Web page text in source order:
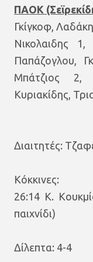
ΠΑΟΚ
Γκίγκοφ,
Νικολαιδης
Παπάζογλου,
Μπάτζιος 2,
Κυριακίδης,
Διαιτητές:
Κόκκινες:
26:14 Κ.
παιχνίδι)
Δίλεπτα: 4-4